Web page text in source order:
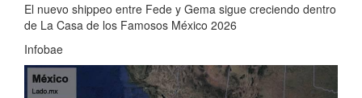
El nuevo shippeo entre Fede y Gema sigue creciendo dentro
de La Casa de los Famosos México 2026
Infobae